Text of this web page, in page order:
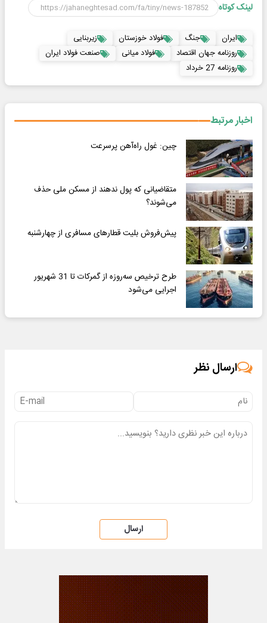
لینک کوتاه
ایران جنگ فولاد خوزستان
زیربنایی
روزنامه جهان اقتصاد
فولاد میانی
صنعت فولاد ایران
روزنامه 27 خرداد
اخبار مرتبط
چین: غول راه‌آهن پرسرعت
متقاضیانی که پول ندهند از مسکن ملی حذف
می‌شوند؟
پیش‌فروش بلیت‌ قطارهای مسافری از چهارشنبه
طرح ترخیص سه‌روزه از گمرکات تا 31 شهریور
اجرایی می‌شود
ارسال نظر
ارسال